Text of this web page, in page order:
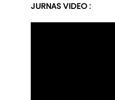
JURNAS VIDEO :